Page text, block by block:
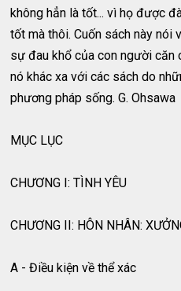
không hẳn là tốt... vì họ được
tốt mà thôi. Cuốn sách này nói
sự đau khổ của con người căn
nó khác xa với các sách do
phương pháp sống. G. Ohsawa
MỤC LỤC
CHƯƠNG I: TÌNH YÊU
CHƯƠNG II: HÔN NHÂN:
A - Điều kiện về thể xác